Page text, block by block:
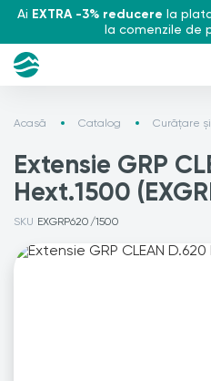
Ai EXTRA -3% reducere la
la comenzile de
Acasă Catalog Curățare
Extensie GRP
Hext.1500
SKU EXGRP620/1500